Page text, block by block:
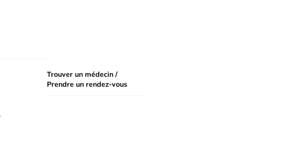
Trouver un médecin /
Prendre un rendez-vous